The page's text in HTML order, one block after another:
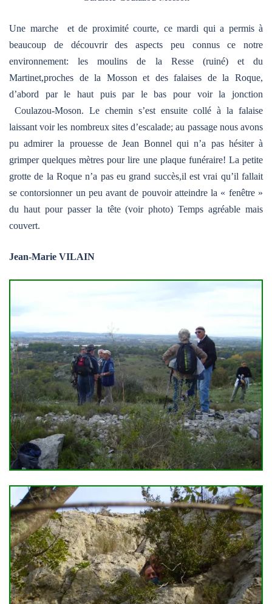
Une marche et de proximité courte, ce mardi qui a permis à
beaucoup de découvrir des aspects peu connus ce notre
environnement: les moulins de la Resse (ruiné) et du
Martinet,proches de la Mosson et des falaises de la Roque,
d’abord par le haut puis par le bas pour voir la jonction
Coulazou-Moson. Le chemin s’est ensuite collé à la falaise
laissant voir les nombreux sites d’escalade; au passage nous avons
pu admirer la prouesse de Jean Bonnel qui n’a pas hésiter à
grimper quelques mètres pour lire une plaque funéraire! La petite
grotte de la Roque n’a pas eu grand succès,il est vrai qu’il fallait
se contorsionner un peu avant de pouvoir atteindre la « fenêtre »
du haut pour passer la tête (voir photo) Temps agréable mais
couvert.
Jean-Marie VILAIN